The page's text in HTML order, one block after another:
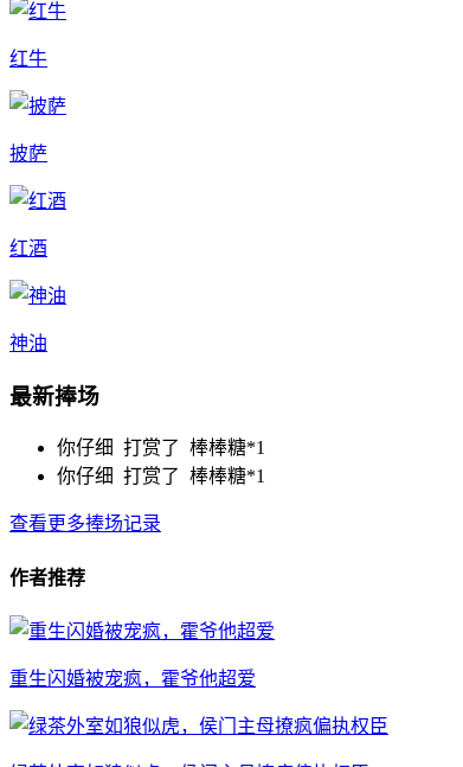
红牛
披萨
红酒
神油
最新捧场
你仔细 打赏了 棒棒糖*1
你仔细 打赏了 棒棒糖*1
查看更多捧场记录
作者推荐
重生闪婚被宠疯，霍爷他超爱